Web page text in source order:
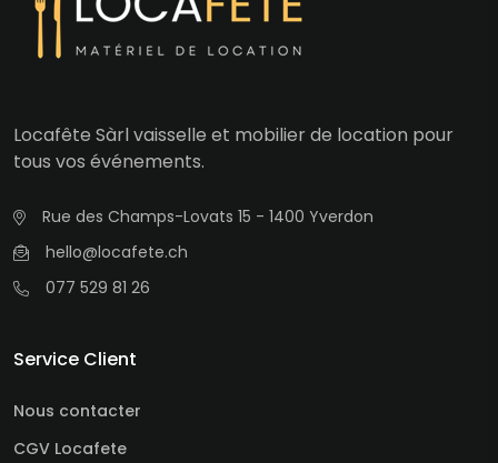
Locafête Sàrl vaisselle et mobilier de location pour
tous vos événements.
Rue des Champs-Lovats 15 - 1400 Yverdon
hello@locafete.ch
077 529 81 26
Service Client
Nous contacter
CGV Locafete